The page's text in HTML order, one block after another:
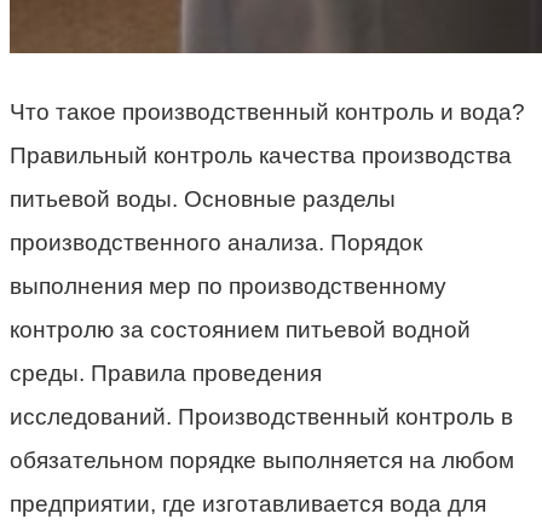
Что такое производственный контроль и вода?
Правильный контроль качества производства
питьевой воды. Основные разделы
производственного анализа. Порядок
выполнения мер по производственному
контролю за состоянием питьевой водной
среды. Правила проведения
исследований. Производственный контроль в
обязательном порядке выполняется на любом
предприятии, где изготавливается вода для